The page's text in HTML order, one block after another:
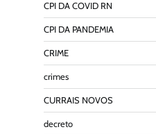
CPI DA COVID RN
CPI DA PANDEMIA
CRIME
crimes
CURRAIS NOVOS
decreto